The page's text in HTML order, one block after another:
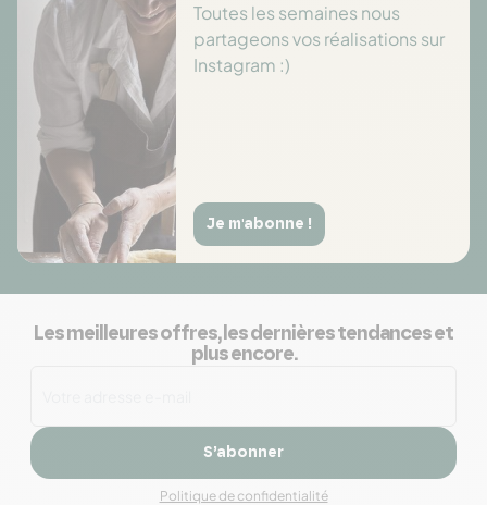
Toutes les semaines nous
partageons vos réalisations sur
Instagram :)
Je m'abonne !
Les meilleures offres, les dernières tendances et
plus encore.
S’abonner
Politique de confidentialité